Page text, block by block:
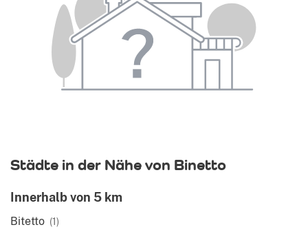
Städte in der Nähe von Binetto
Innerhalb von 5 km
Bitetto (1)